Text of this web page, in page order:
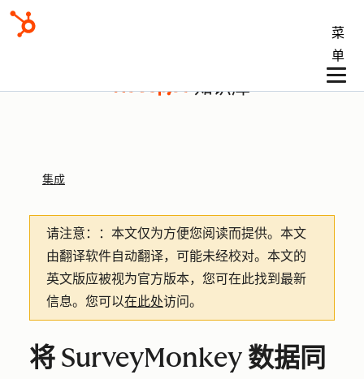
菜
单
知识库
集成
请注意： ：本文仅为方便您阅读而提供。 本文
由翻译软件自动翻译，可能未经校对。本文的
英文版应被视为官方版本，您可在此找到最新
信息。您可以在此处访问。
将 SurveyMonkey 数据同